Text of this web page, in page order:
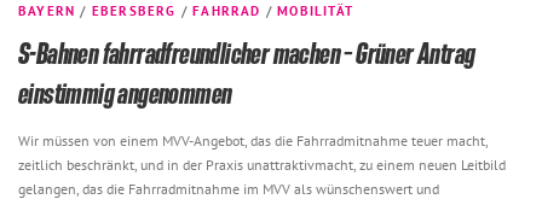
BAYERN / EBERSBERG /FAHRRAD /MOBILITÄT
S-Bahnen fahrradfreundlicher machen – Grüner Antrag
einstimmig angenommen
Wir müssen von einem MVV-Angebot, das die Fahrradmitnahme teuer macht,
zeitlich beschränkt, und in der Praxis unattraktivmacht, zu einem neuen Leitbild
gelangen, das die Fahrradmitnahme im MVV als wünschenswert und